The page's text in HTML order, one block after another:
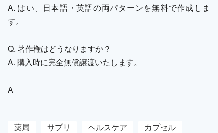
A. はい、日本語・英語の両パターンを無料で作成しま
す。
Q. 著作権はどうなりますか？
A. 購入時に完全無償譲渡いたします。
A
薬局 サプリ ヘルスケア
カプセル